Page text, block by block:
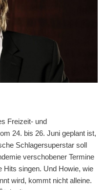
Freizeit- und
24. bis 26. Juni geplant ist,
Schlagersuperstar soll
verschobener Termine
Hits singen. Und Howie, wie
wird, kommt nicht alleine.